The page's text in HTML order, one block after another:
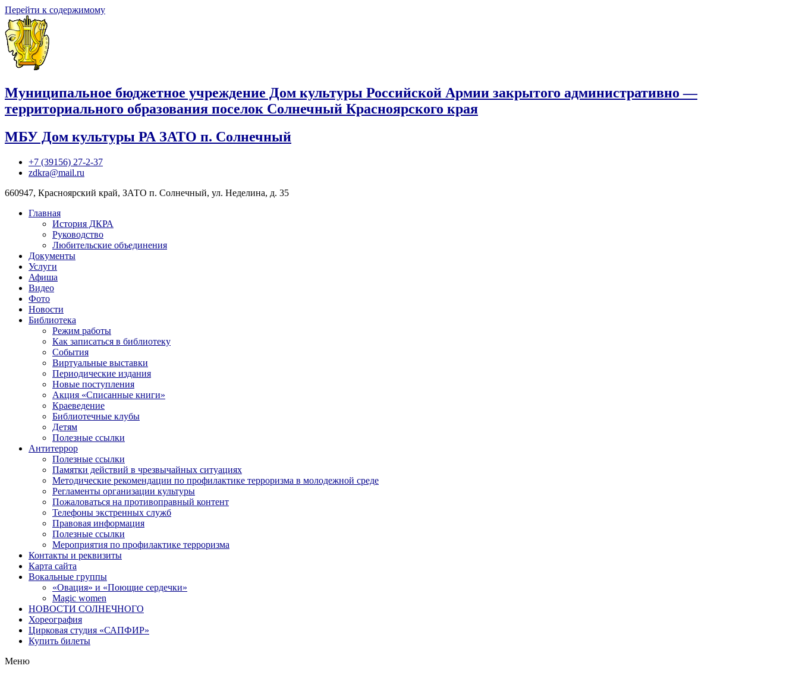
Перейти к содержимому
Муниципальное бюджетное учреждение Дом культуры Российской Армии закрытого административно —
территориального образования поселок Солнечный Красноярского края
МБУ Дом культуры РА ЗАТО п. Солнечный
+7 (39156) 27-2-37
zdkra@mail.ru
660947, Красноярский край, ЗАТО п. Солнечный, ул. Неделина, д. 35
Главная
История ДКРА
Руководство
Любительские объединения
Документы
Услуги
Афиша
Видео
Фото
Новости
Библиотека
Режим работы
Как записаться в библиотеку
События
Виртуальные выставки
Периодические издания
Новые поступления
Акция «Списанные книги»
Краеведение
Библиотечные клубы
Детям
Полезные ссылки
Антитеррор
Полезные ссылки
Памятки действий в чрезвычайных ситуациях
Методические рекомендации по профилактике терроризма в молодежной среде
Регламенты организации культуры
Пожаловаться на противоправный контент
Телефоны экстренных служб
Правовая информация
Полезные ссылки
Мероприятия по профилактике терроризма
Контакты и реквизиты
Карта сайта
Вокальные группы
«Овация» и «Поющие сердечки»
Magic women
НОВОСТИ СОЛНЕЧНОГО
Хореография
Цирковая студия «САПФИР»
Купить билеты
Меню